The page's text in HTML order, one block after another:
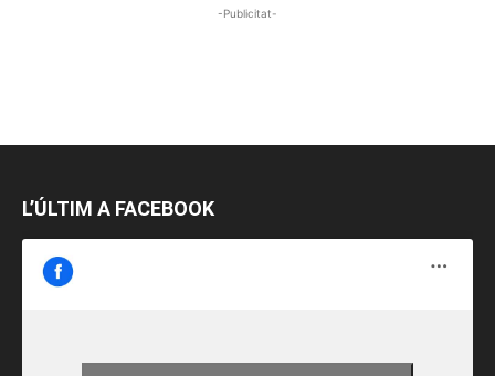
-Publicitat-
L’ÚLTIM A FACEBOOK